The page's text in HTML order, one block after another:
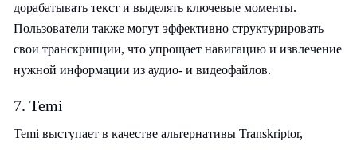
дорабатывать текст и выделять ключевые моменты.
Пользователи также могут эффективно структурировать
свои транскрипции, что упрощает навигацию и извлечение
нужной информации из аудио- и видеофайлов.
7. Temi
Temi выступает в качестве альтернативы Transkriptor,